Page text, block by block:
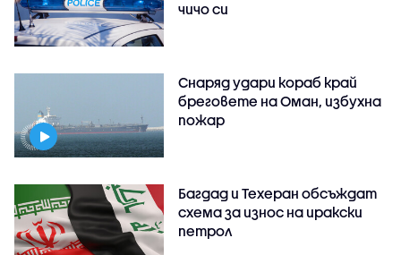
чичо си
Снаряд удари кораб край
бреговете на Оман, избухна
пожар
Багдад и Техеран обсъждат
схема за износ на иракски
петрол